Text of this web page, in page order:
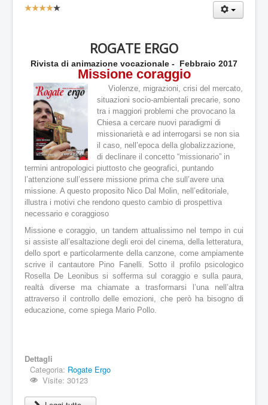
V
a
l
e
:
/
5
ROGATE ERGO
Rivista di animazione vocazionale - Febbraio 2017
Missione coraggio
Violenze, migrazioni, crisi del mercato,
situazioni socio-ambientali precarie, sono
tra i maggiori problemi che provocano la
Chiesa a cercare nuovi paradigmi di
missionarietà e ad interrogarsi se non sia
il caso, nell’epoca della globalizzazione,
di declinare il concetto “missionario” in
termini antropologici piuttosto che geografici, puntando
l’attenzione sull’essere missione prima che sull’avere una
missione. A questo proposito Nico Dal Molin, nell’editoriale,
illustra i motivi che rendono questo cambio di prospettiva
necessario e coraggioso
Missione e coraggio, un tandem attualissimo nel tempo in cui
si assiste all’esaltazione degli eroi del cinema, della letteratura,
dello sport e particolarmente della canzone, come ampiamente
scrive il cantautore Pino Fanelli. Sotto il profilo psicologico
Rosella De Leonibus si sofferma sul coraggio e sulla paura,
realtà diverse ma chiamate a trasformarsi l’una nell’altra
attraverso il controllo delle emozioni, che però ha bisogno di
educazione, come spiega Mario Pollo.
Dettagli
Categoria: Rogate Ergo
Visite: 30123